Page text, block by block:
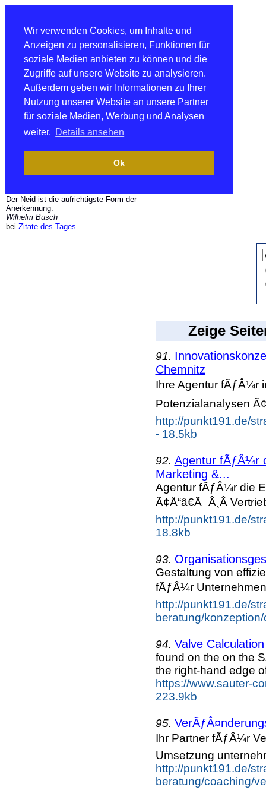
Wir verwenden Cookies, um Inhalte und
Anzeigen zu personalisieren, Funktionen für
soziale Medien anbieten zu können und die
Zugriffe auf unsere Website zu analysieren.
Außerdem geben wir Informationen zu Ihrer
Nutzung unserer Website an unsere Partner
für soziale Medien, Werbung und Analysen
weiter. Details ansehen
Ok
Der Neid ist die aufrichtigste Form der
Anerkennung.
Wilhelm Busch
bei Zitate des Tages
Zeige
91.
Chemnitz
Ihre Agentur fÃƒÂ¼r
Potenzialanalysen
http://punkt191.de/
- 18.5kb
92. Agentur fÃƒÂ¼r
Marketing &...
Agentur fÃƒÂ¼r die
Ã¢Å“â€Ã¯Â¸Â
http://punkt191.de/
18.8kb
93.
Gestaltung von
fÃƒÂ¼r Unternehmen
http://punkt191.de/
beratung/
94. Valve
found on the on the
the right-hand edge
https://www.sauter-
223.9kb
95.
Ihr Partner fÃƒÂ¼r
Umsetzung
http://punkt191.de/
beratung/coaching/